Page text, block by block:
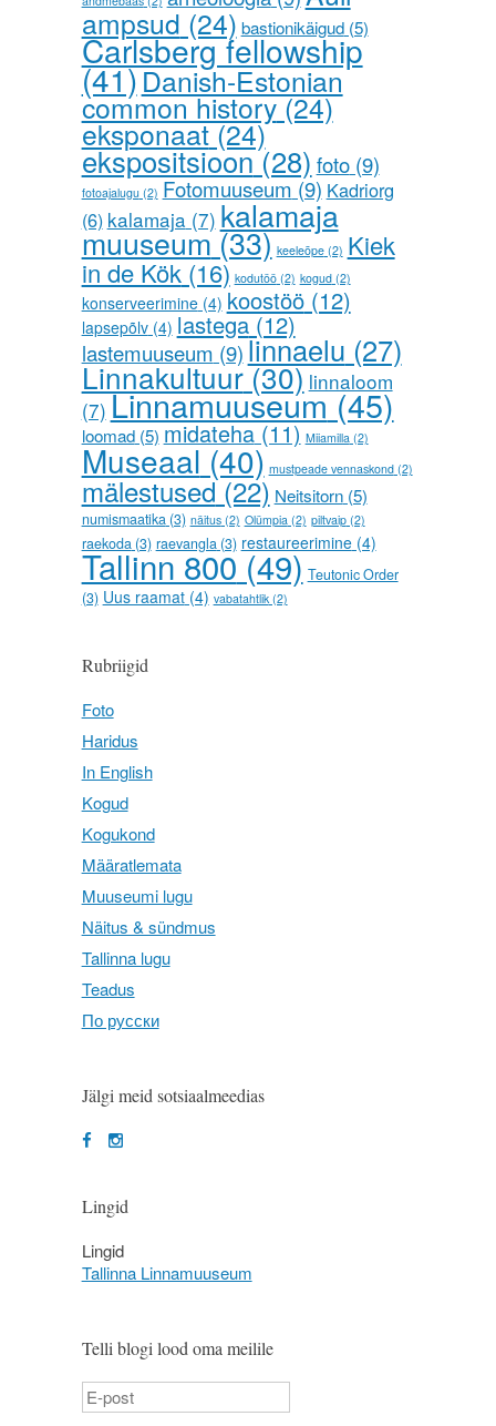
ampsud (24) bastionikäigud(5)
Carlsberg fellowship
(41)Danish-Estonian
common history(24)
eksponaat(24)
ekspositsioon(28) foto(9)
fotoajalugu(2) Fotomuuseum (9) Kadriorg
(6) kalamaja (7)kalamaja
muuseum(33) keeleõpe(2) Kiek
in de Kök(16) kodutöö(2) kogud(2)
konserveerimine(4) koostöö(12)
lapsepõlv(4) lastega(12)
lastemuuseum (9)linnaelu (27)
Linnakultuur(30) linnaloom
(7)Linnamuuseum(45)
loomad(5) midateha(11) Miiamilla (2)
Museaal(40) mustpeade vennaskond(2)
mälestused(22) Neitsitorn(5)
numismaatika(3) näitus(2) Olümpia (2) piltvaip(2)
raekoda(3) raevangla(3) restaureerimine(4)
Tallinn 800(49) Teutonic Order
(3) Uus raamat(4) vabatahtlik(2)
Rubriigid
Foto
Haridus
In English
Kogud
Kogukond
Määratlemata
Muuseumi lugu
Näitus & sündmus
Tallinna lugu
Teadus
По русски
Jälgi meid sotsiaalmeedias
Lingid
Lingid
Tallinna Linnamuuseum
Telli blogi lood oma meilile